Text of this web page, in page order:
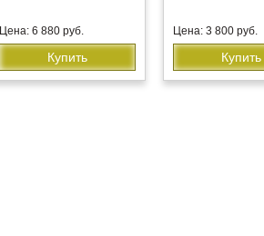
Цена: 6 880 руб.
Купить
Цена: 3 800 руб.
Купить